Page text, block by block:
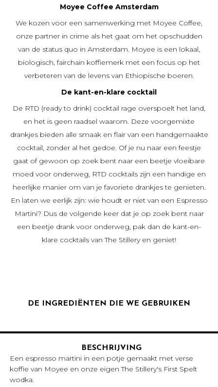
BESCHRIJVING
Een espresso martini in een potje gemaakt met verse
koffie van Moyee en onze eigen The Stillery's First Spelt
wodka.
Moyee Coffee Amsterdam
We kozen voor een samenwerking met Moyee Coffee,
onze partner in crime als het gaat om het opschudden
van de status quo in Amsterdam. Moyee is een lokaal,
biologisch, fairchain koffiemerk met een focus op het
verbeteren van de levens van Ethiopische boeren.
De kant-en-klare cocktail
De RTD (ready to drink) cocktail rage overspoelt het land,
en het is geen raadsel waarom. Deze voorgemixte
drankjes bieden alle smaak en flair van een handgemaakte
cocktail, zonder al het gedoe. Of je nu naar een feestje
gaat of gewoon op zoek bent naar een beetje vloeibare
moed voor onderweg, RTD cocktails zijn een handige en
heerlijke manier om van je favoriete drankjes te genieten.
En laten we eerlijk zijn: wie houdt er niet van een Espresso
Martini? Dus de volgende keer dat je op zoek bent naar
een beetje drank voor onderweg, pak dan de kant-en-
klare cocktails van The Stillery en geniet!
DE INGREDIËNTEN DIE WE GEBRUIKEN